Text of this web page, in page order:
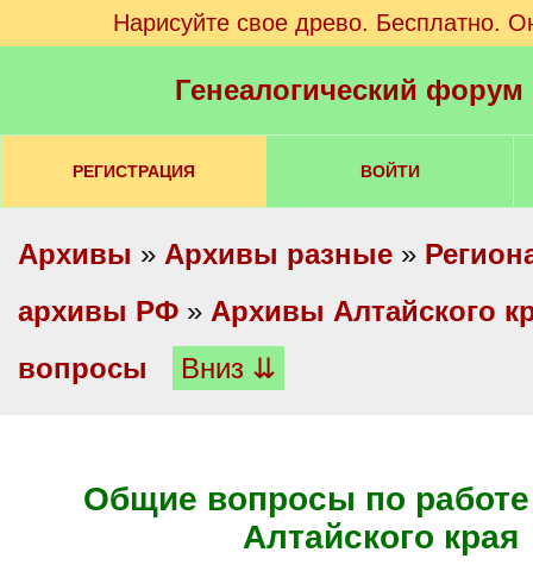
Нарисуйте свое древо. Бесплатно.
Генеалогический
РЕГИСТРАЦИЯ ВОЙТИ
Архивы » Архивы разные »
архивы РФ » Архивы Алтайского
вопросы
Вниз ⇊
Общие вопросы по
Алтайского края